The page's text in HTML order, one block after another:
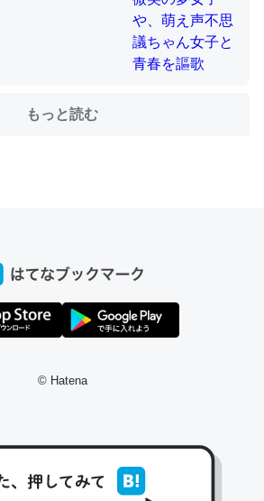
境作ったけどAlexaしか使わないので
entry/2019/05/15/1805
劇的に変化した｜tayorini by LIFULL介護
にんにくだけ加熱してから加えたりガ
南フランス発祥の万能ソース「アイオリソ
トロ居酒屋のシェフに聞いてみた - メシ通 | ホ
リソースがあり、それも美味しいんだ
だけで同じものを指すのか、また違う
もっと読む
© Hatena